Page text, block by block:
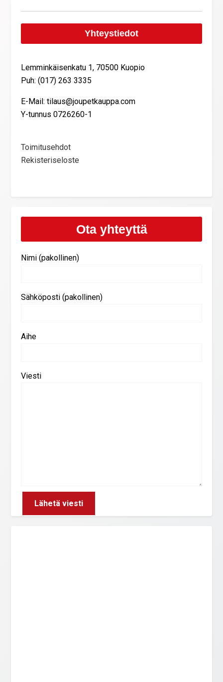
Yhteystiedot
Lemminkäisenkatu 1, 70500 Kuopio
Puh: (017) 263 3335
E-Mail: tilaus@joupetkauppa.com
Y-tunnus 0726260-1
Toimitusehdot
Rekisteriseloste
Ota yhteyttä
Nimi (pakollinen)
Sähköposti (pakollinen)
Aihe
Viesti